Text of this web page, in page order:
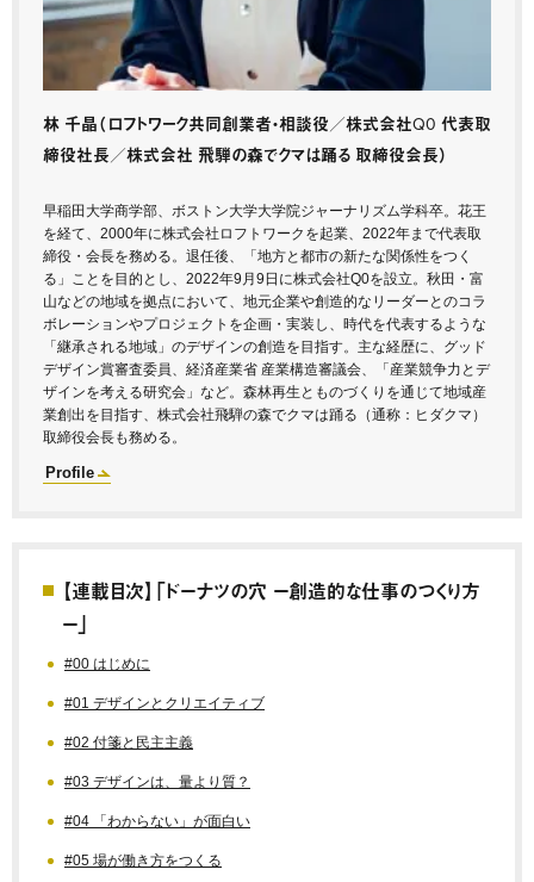
林 千晶（ロフトワーク共同創業者・相談役／株式会社Q0 代表取
締役社長／株式会社 飛騨の森でクマは踊る 取締役会長）
早稲田大学商学部、ボストン大学大学院ジャーナリズム学科卒。花王
を経て、2000年に株式会社ロフトワークを起業、2022年まで代表取
締役・会長を務める。退任後、「地方と都市の新たな関係性をつく
る」ことを目的とし、2022年9月9日に株式会社Q0を設立。秋田・富
山などの地域を拠点において、地元企業や創造的なリーダーとのコラ
ボレーションやプロジェクトを企画・実装し、時代を代表するような
「継承される地域」のデザインの創造を目指す。主な経歴に、グッド
デザイン賞審査委員、経済産業省 産業構造審議会、「産業競争力とデ
ザインを考える研究会」など。森林再生とものづくりを通じて地域産
業創出を目指す、株式会社飛騨の森でクマは踊る（通称：ヒダクマ）
取締役会長も務める。
Profile
【連載目次】「ドーナツの穴 ー創造的な仕事のつくり方
ー」
#00 はじめに
#01 デザインとクリエイティブ
#02 付箋と民主主義
#03 デザインは、量より質？
#04 「わからない」が面白い
#05 場が働き方をつくる